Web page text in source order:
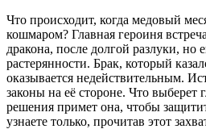
Что происходит, когда медовый
кошмаром? Главная героиня
дракона, после долгой разлуки, но
растерянности. Брак, который
оказывается недействительным.
законы на её стороне. Что выберет
решения примет она, чтобы
узнаете только, прочитав этот